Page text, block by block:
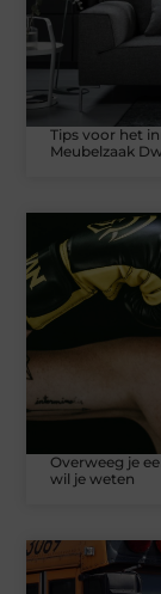
Tips voor het
Meubelzaak
Overweeg je
wil je weten